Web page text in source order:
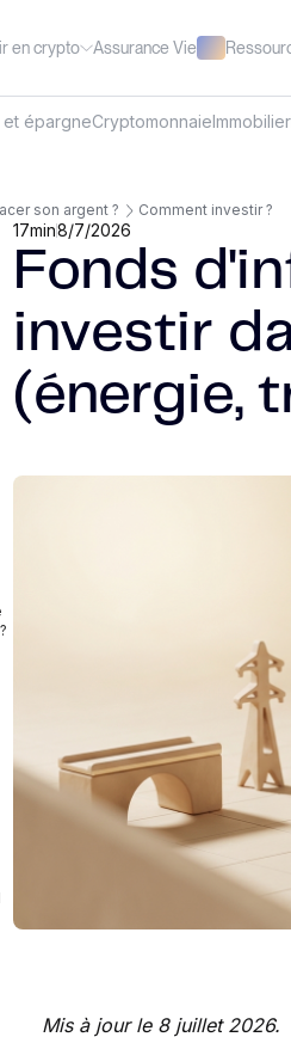
en crypto Assurance Vie
et épargneCryptomonnaieImmobilier
son argent ? Comment investir ?
17min8/7/2026
Fonds
investir
(énergie,
Mis à jour le 8 juillet 2026.